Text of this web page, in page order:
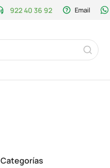
922 40 36 92 Email
Categorías